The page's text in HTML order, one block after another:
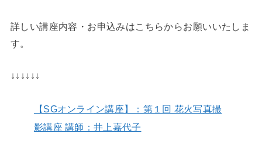
詳しい講座内容・お申込みはこちらからお願いいたしま
す。
↓↓↓↓↓↓
【SGオンライン講座】：第１回 花火写真撮
影講座 講師：井上嘉代子